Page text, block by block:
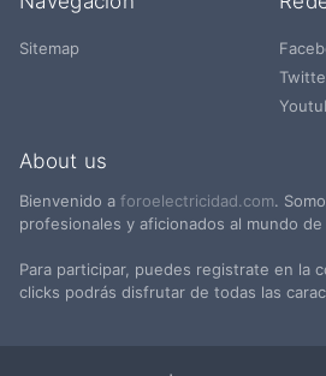
Sitemap
About us
Bienvenido a foroelectricidad.com.
profesionales y aficionados al mundo
Para participar, puedes registrate en la
clicks podrás disfrutar de todas las